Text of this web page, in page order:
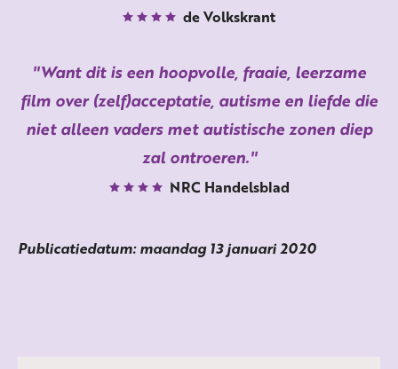
de Volkskrant
Want dit is een hoopvolle, fraaie, leerzame
film over (zelf)acceptatie, autisme en liefde die
niet alleen vaders met autistische zonen diep
zal ontroeren.
NRC Handelsblad
Publicatiedatum: maandag 13 januari 2020